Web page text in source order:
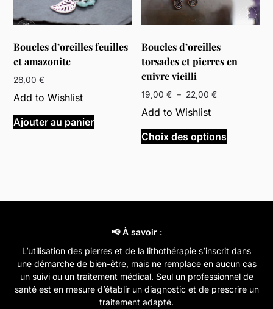
être
choisies
la
Boucles d’oreilles feuilles
et amazonite
28,00€
Add to Wishlist
Ajouter au panier
Boucles d’oreilles
torsades et pierres en
cuivre vieilli
19,00€ – 22,00€
19,00 €
à
Add to Wishlist
Choix des options
Ce
produit
Les
choisies
sur
la
📢 À savoir :
L’utilisation des pierres et de la lithothérapie s’inscrit dans
une démarche de bien-être, mais ne remplace en aucun cas
un suivi ou un traitement médical. Seul un professionnel de
santé est en mesure d’établir un diagnostic et de prescrire un
traitement adapté.